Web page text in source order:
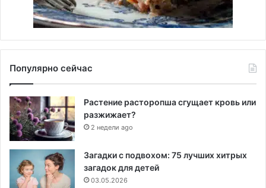
Популярно сейчас
Растение расторопша сгущает кровь или
разжижает?
2 недели ago
Загадки с подвохом: 75 лучших хитрых
загадок для детей
03.05.2026